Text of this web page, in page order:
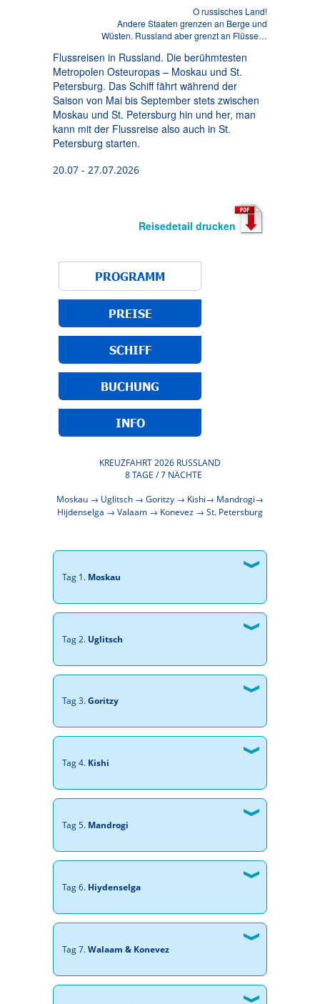
O russisches Land!
Andere Staaten grenzen an Berge und
Wüsten. Russland aber grenzt an Flüsse…
Flussreisen in Russland. Die berühmtesten
Metropolen Osteuropas – Moskau und St.
Petersburg. Das Schiff fährt während der
Saison von Mai bis September stets zwischen
Moskau und St. Petersburg hin und her, man
kann mit der Flussreise also auch in St.
Petersburg starten.
20.07 - 27.07.2026
Reisedetail drucken
PROGRAMM
PREISE
SCHIFF
BUCHUNG
INFO
KREUZFAHRT 2026 RUSSLAND
8 TAGE / 7 NÄCHTE
Moskau → Uglitsch → Goritzy → Kishi→ Mandrogi→
Hijdenselga → Valaam → Konevez → St. Petersburg
Tag 1. Moskau
Tag 2. Uglitsch
Tag 3.Goritzy
Tag 4. Kishi
Tag 5. Mandrogi
Tag 6. Hiydenselga
Tag 7.Walaam & Konevez